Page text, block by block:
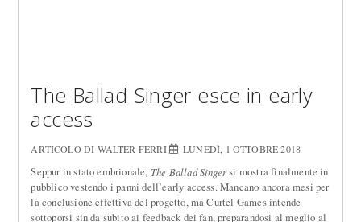
The Ballad Singer esce in early
access
ARTICOLO DI WALTER FERRI LUNEDÌ, 1 OTTOBRE 2018
Seppur in stato embrionale, The Ballad Singersi mostra finalmente in
pubblico vestendo i panni dell’early access. Mancano ancora mesi per
la conclusione effettiva del progetto, ma Curtel Games intende
sottoporsi sin da subito ai feedback dei fan, preparandosi al meglio al